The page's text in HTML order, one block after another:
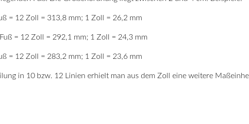
= 12 Zoll = 313,8 mm; 1 Zoll = 26,2 mm
= 12 Zoll = 292,1 mm; 1 Zoll = 24,3 mm
= 12 Zoll = 283,2 mm; 1 Zoll = 23,6 mm
in 10 bzw. 12 Linien erhielt man aus dem Zoll eine weitere